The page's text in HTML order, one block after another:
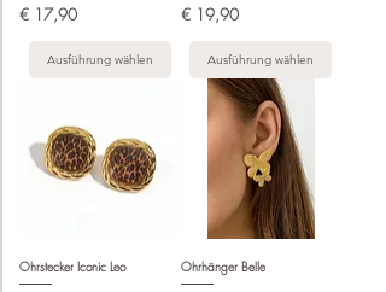
Preis
€ 17,90
Ausführung wählen
Preis
€ 19,90
Ausführung wählen
Ohrstecker Iconic Leo Ohrhänger Belle